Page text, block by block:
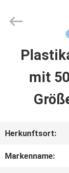
HAUS
PRODUKTE
VIDEOS
SUNNY
mit
Herkunftsort:
Markenname: